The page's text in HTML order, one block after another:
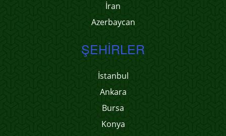
İran
Azerbaycan
ŞEHIRLER
İstanbul
Ankara
Bursa
Konya